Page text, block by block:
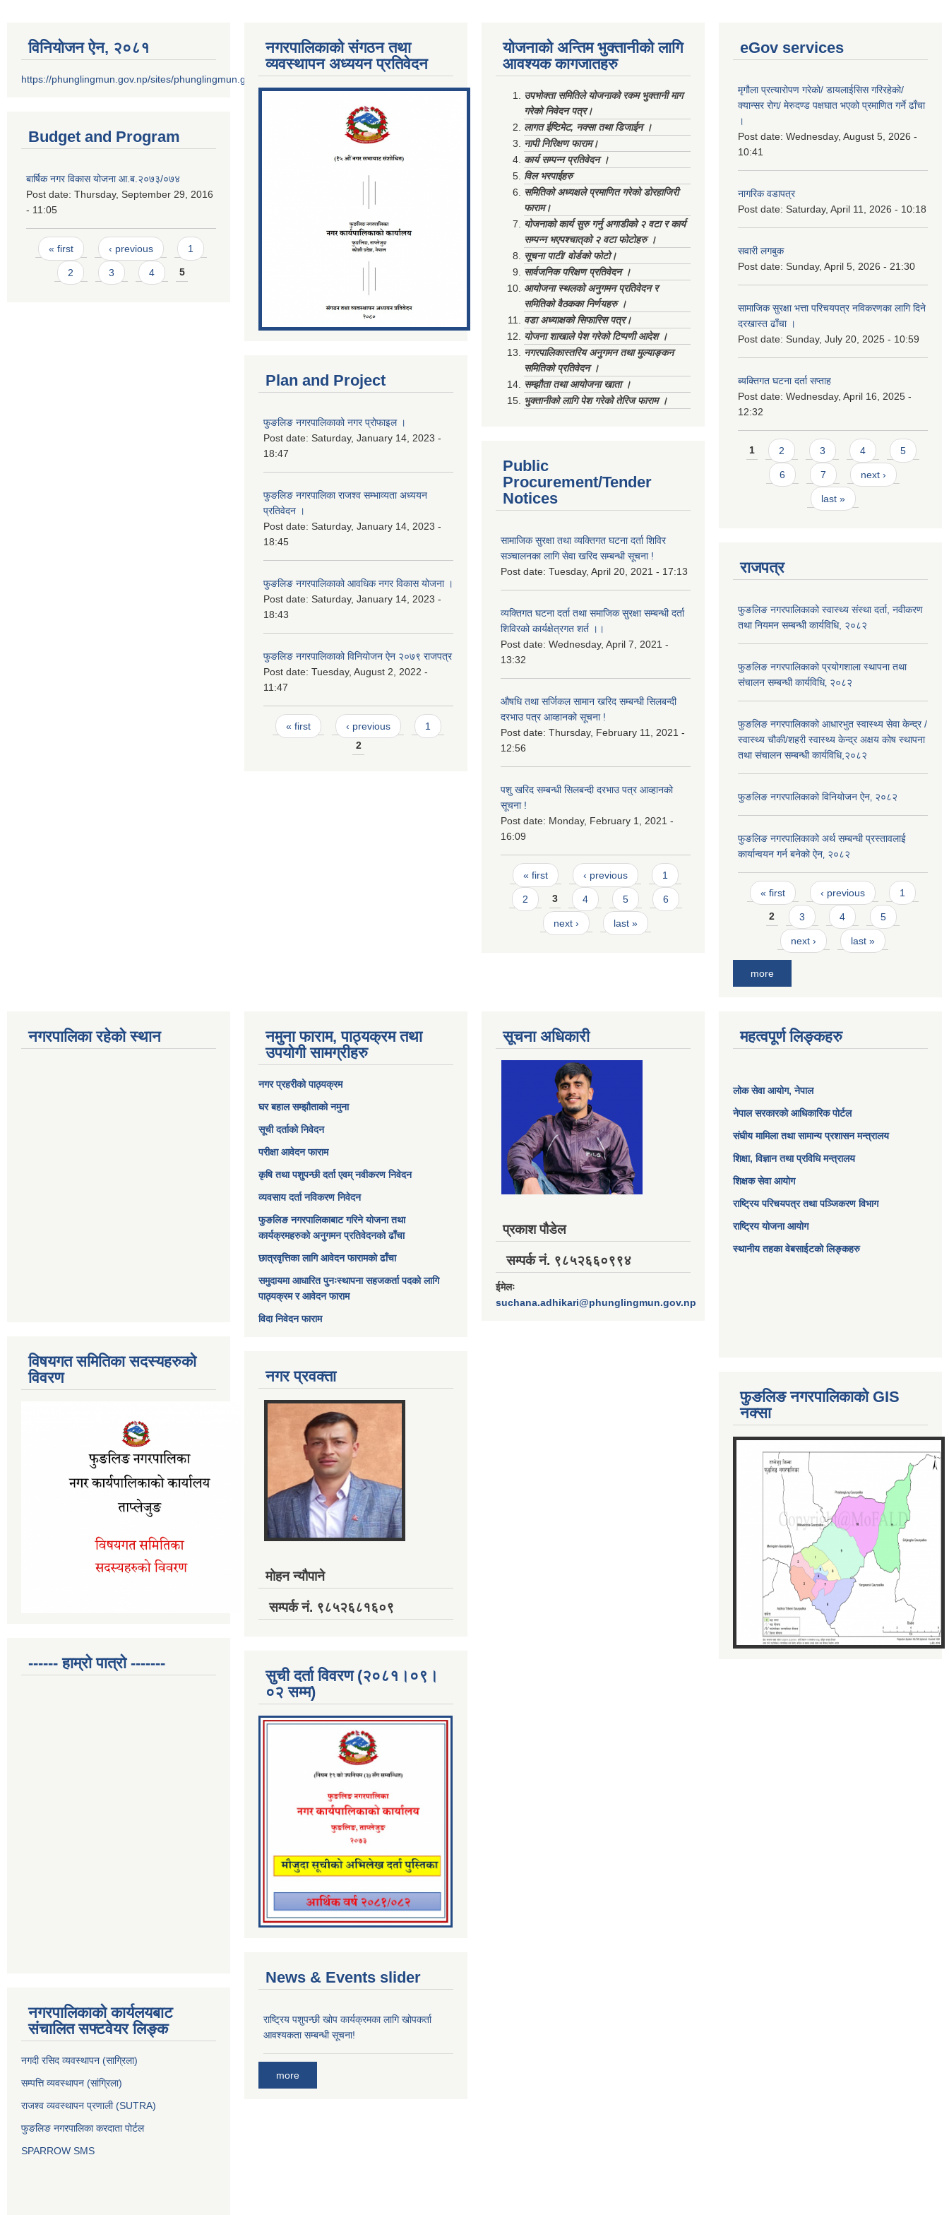
विनियोजन ऐन‚ २०८१
https://phunglingmun.gov.np/sites/phunglingmun.gov.np/files/documents/Al...
Budget and Program
बार्षिक नगर विकास योजना आ.ब.२०७३/०७४
Post date: Thursday, September 29, 2016
- 11:05
Pages
« first ‹ previous 1
2 3 4 5
नगरपालिकाको संगठन तथा
व्यवस्थापन अध्ययन प्रतिवेदन
Plan and Project
फुङलिङ नगरपालिकाको नगर प्रोफाइल ।
Post date: Saturday, January 14, 2023 -
18:47
फुङलिङ नगरपालिका राजश्व सम्भाव्यता अध्ययन
प्रतिवेदन ।
Post date: Saturday, January 14, 2023 -
18:45
फुङलिङ नगरपालिकाको आवधिक नगर विकास योजना ।
Post date: Saturday, January 14, 2023 -
18:43
फुङलिङ नगरपालिकाको विनियोजन ऐन २०७९ राजपत्र
Post date: Tuesday, August 2, 2022 -
11:47
Pages
« first ‹ previous
1
2
योजनाको अन्तिम भुक्तानीको लागि
आवश्यक कागजातहरु
उपभोक्ता समितिले योजनाको रकम भुक्तानी माग
गरेको निवेदन पत्र।
लागत ईष्टिमेट, नक्सा तथा डिजाईन ।
नापी निरिक्षण फाराम।
कार्य सम्पन्न प्रतिवेदन ।
विल भरपाईहरु
समितिको अध्यक्षले प्रमाणित गरेको डोरहाजिरी
फाराम।
योजनाको कार्य सुरु गर्नु अगाडीको २ वटा र कार्य
सम्पन्न भएपश्चात्‌को २ वटा फोटोहरु ।
सूचना पाटी/ वोर्डको फोटो।
सार्वजनिक परिक्षण प्रतिवेदन ।
आयोजना स्थलको अनुगमन प्रतिवेदन र
समितिको वैठकका निर्णयहरु ।
वडा अध्याक्षको सिफारिस पत्र।
योजना शाखाले पेश गरेको टिप्पणी आदेश ।
नगरपालिकास्तरिय अनुगमन तथा मुल्याङ्कन
समितिको प्रतिवेदन ।
सम्झौता तथा आयोजना खाता ।
भुक्तानीको लागि पेश गरेको तेरिज फाराम ।
Public
Procurement/Tender
Notices
सामाजिक सुरक्षा तथा व्यक्तिगत घटना दर्ता शिविर
सञ्चालनका लागि सेवा खरिद सम्बन्धी सूचना !
Post date: Tuesday, April 20, 2021 - 17:13
व्यक्तिगत घटना दर्ता तथा समाजिक सुरक्षा सम्बन्धी दर्ता
शिविरको कार्यक्षेत्रगत शर्त ।।
Post date: Wednesday, April 7, 2021 -
13:32
औषधि तथा सर्जिकल सामान खरिद सम्बन्धी सिलबन्दी
दरभाउ पत्र आव्हानको सूचना !
Post date: Thursday, February 11, 2021 -
12:56
पशु खरिद सम्बन्धी सिलबन्दी दरभाउ पत्र आव्हानको
सूचना !
Post date: Monday, February 1, 2021 -
16:09
Pages
« first ‹ previous 1
2 3 4 5 6
next › last »
eGov services
मृगौला प्रत्यारोपण गरेको/ डायलाईसिस गरिरहेको/
क्यान्सर रोग/ मेरुदण्ड पक्षघात भएको प्रमाणित गर्ने ढाँचा
।
Post date: Wednesday, August 5, 2026 -
10:41
नागरिक वडापत्र
Post date: Saturday, April 11, 2026 - 10:18
सवारी लगबुक
Post date: Sunday, April 5, 2026 - 21:30
सामाजिक सुरक्षा भत्ता परिचयपत्र नविकरणका लागि दिने
दरखास्त ढाँचा ।
Post date: Sunday, July 20, 2025 - 10:59
ब्यक्तिगत घटना दर्ता सप्ताह
Post date: Wednesday, April 16, 2025 -
12:32
Pages
1 2 3 4 5
6 7 next ›
last »
राजपत्र
फुङलिङ नगरपालिकाको स्वास्थ्य संस्था दर्ता, नवीकरण
तथा नियमन सम्बन्धी कार्यविधि, २०८२
फुङलिङ नगरपालिकाको प्रयोगशाला स्थापना तथा
संचालन सम्बन्धी कार्यविधि‚ २०८२
फुङलिङ नगरपालिकाको आधारभुत स्वास्थ्य सेवा केन्द्र /
स्वास्थ्य चौकी/शहरी स्वास्थ्य केन्द्र अक्षय कोष स्थापना
तथा संचालन सम्बन्धी कार्यविधि,२०८२
फुङलिङ नगरपालिकाको विनियोजन ऐन‚ २०८२
फुङलिङ नगरपालिकाको अर्थ सम्बन्धी प्रस्तावलाई
कार्यान्वयन गर्न बनेको ऐन‚ २०८२
Pages
« first ‹ previous 1
2 3 4 5
next › last »
more
नगरपालिका रहेको स्थान
विषयगत समितिका सदस्यहरुको
विवरण
------ हाम्रो पात्रो -------
नगरपालिकाको कार्यलयबाट
संचालित सफ्टवेयर लिङ्क
नगदी रसिद व्यवस्थापन (साग्रिला)
सम्पत्ति व्यवस्थापन (सांग्रिला)
राजश्व व्यवस्थापन प्रणाली (SUTRA)
फुङलिङ नगरपालिका करदाता पोर्टल
SPARROW SMS
नमुना फाराम, पाठ्यक्रम तथा
उपयोगी सामग्रीहरु
नगर प्रहरीको पाठ्यक्रम
घर बहाल सम्झौताको नमुना
सूची दर्ताको निवेदन
परीक्षा आवेदन फाराम
कृषि तथा पशुपन्छी दर्ता एवम् नवीकरण निवेदन
व्यवसाय दर्ता नविकरण निवेदन
फुङलिङ नगरपालिकाबाट गरिने योजना तथा
कार्यक्रमहरुको अनुगमन प्रतिवेदनको ढाँचा
छात्रवृत्तिका लागि आवेदन फारामको ढाँचा
समुदायमा आधारित पुनःस्थापना सहजकर्ता पदको लागि
पाठ्यक्रम र आवेदन फाराम
विदा निवेदन फाराम
नगर प्रवक्ता
मोहन न्यौपाने
सम्पर्क नं. ९८५२६८१६०९
सुची दर्ता विवरण (२०८१।०९।
०२ सम्म)
News & Events slider
राष्ट्रिय पशुपन्छी खोप कार्यक्रमका लागि खोपकर्ता
आवश्यकता सम्बन्धी सूचना!
more
सूचना अधिकारी
प्रकाश पौडेल
सम्पर्क नं. ९८५२६६०९९४
ईमेलः
suchana.adhikari@phunglingmun.gov.np
महत्वपूर्ण लिङ्कहरु
लोक सेवा आयोग, नेपाल
नेपाल सरकारको आधिकारिक पोर्टल
संघीय मामिला तथा सामान्य प्रशासन मन्त्रालय
शिक्षा, विज्ञान तथा प्रविधि मन्त्रालय
शिक्षक सेवा आयोग
राष्ट्रिय परिचयपत्र तथा पञ्जिकरण विभाग
राष्ट्रिय योजना आयोग
स्थानीय तहका वेबसाईटको लिङ्कहरु
फुङलिङ नगरपालिकाको GIS
नक्सा